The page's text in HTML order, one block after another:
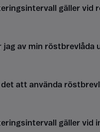
gäller vid
jag av min röstbrevlåda
det att använda
gäller vid